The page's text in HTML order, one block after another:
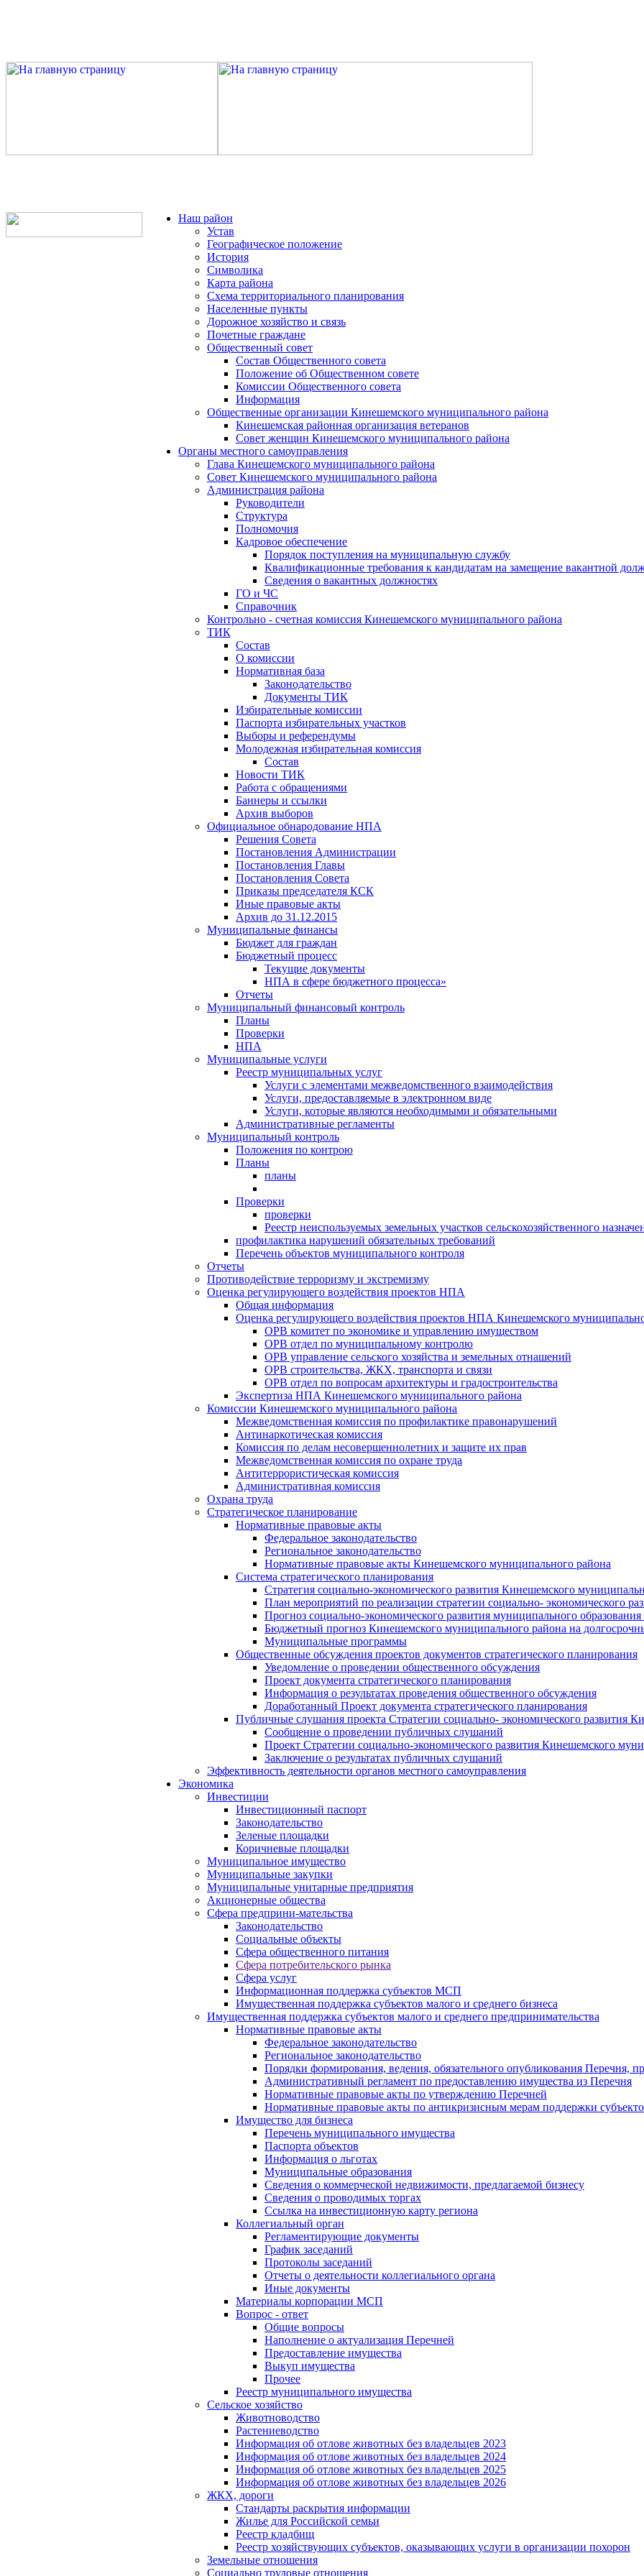
Наш район
Устав
Географическое положение
История
Символика
Карта района
Схема территориального планирования
Населенные пункты
Дорожное хозяйство и связь
Почетные граждане
Общественный совет
Состав Общественного совета
Положение об Общественном совете
Комиссии Общественного совета
Информация
Общественные организации Кинешемского муниципального района
Кинешемская районная организация ветеранов
Совет женщин Кинешемского муниципального района
Органы местного самоуправления
Глава Кинешемского муниципального района
Совет Кинешемского муниципального района
Администрация района
Руководители
Структура
Полномочия
Кадровое обеспечение
Порядок поступления на муниципальную службу
Квалификационные требования к кандидатам на замещение вакантной
Сведения о вакантных должностях
ГО и ЧС
Справочник
Контрольно - счетная комиссия Кинешемского муниципального района
ТИК
Состав
О комиссии
Нормативная база
Законодательство
Документы ТИК
Избирательные комиссии
Паспорта избирательных участков
Выборы и референдумы
Молодежная избирательная комиссия
Состав
Новости ТИК
Работа с обращениями
Баннеры и ссылки
Архив выборов
Официальное обнародование НПА
Решения Совета
Постановления Администрации
Постановления Главы
Постановления Совета
Приказы председателя КСК
Иные правовые акты
Архив до 31.12.2015
Муниципальные финансы
Бюджет для граждан
Бюджетный процесс
Текущие документы
НПА в сфере бюджетного процесса»
Отчеты
Муниципальный финансовый контроль
Планы
Проверки
НПА
Муниципальные услуги
Реестр муниципальных услуг
Услуги с элементами межведомственного взаимодействия
Услуги, предоставляемые в электронном виде
Услуги, которые являются необходимыми и обязательными
Административные регламенты
Муниципальный контроль
Положения по контрою
Планы
планы
Проверки
проверки
Реестр неиспользуемых земельных участков сельскохозяйственного
профилактика нарушений обязательных требований
Перечень объектов муниципального контроля
Отчеты
Противодействие терроризму и экстремизму
Оценка регулирующего воздействия проектов НПА
Общая информация
Оценка регулирующего воздействия проектов НПА Кинешемского
ОРВ комитет по экономике и управлению имуществом
ОРВ отдел по муниципальному контролю
ОРВ управление сельского хозяйства и земельных отнашений
ОРВ строительства, ЖКХ, транспорта и связи
ОРВ отдел по вопросам архитектуры и градостроительства
Экспертиза НПА Кинешемского муниципального района
Комиссии Кинешемского муниципального района
Межведомственная комиссия по профилактике правонарушений
Антинаркотическая комиссия
Комиссия по делам несовершеннолетних и защите их прав
Межведомственная комиссия по охране труда
Антитеррористическая комиссия
Административная комиссия
Охрана труда
Стратегическое планирование
Нормативные правовые акты
Федеральное законодательство
Региональное законодательство
Нормативные правовые акты Кинешемского муниципального района
Система стратегического планирования
Стратегия социально-экономического развития Кинешемского
План мероприятий по реализации стратегии социально- экономического
Прогноз социально-экономического развития муниципального
Бюджетный прогноз Кинешемского муниципального района на
Муниципальные программы
Общественные обсуждения проектов документов стратегического планирования
Уведомление о проведении общественного обсуждения
Проект документа стратегического планирования
Информация о результатах проведения общественного обсуждения
Доработанный Проект документа стратегического планирования
Публичные слушания проекта Стратегии социально- экономического развития
Сообщение о проведении публичных слушаний
Проект Стратегии социально-экономического развития Кинешемского
Заключение о результатах публичных слушаний
Эффективность деятельности органов местного самоуправления
Экономика
Инвестиции
Инвестиционный паспорт
Законодательство
Зеленые площадки
Коричневые площадки
Муниципальное имущество
Муниципальные закупки
Муниципальные унитарные предприятия
Акционерные общества
Сфера предприни-мательства
Законодательство
Социальные объекты
Сфера общественного питания
Сфера потребительского рынка
Сфера услуг
Информационная поддержка субъектов МСП
Имущественная поддержка субъектов малого и среднего бизнеса
Имущественная поддержка субъектов малого и среднего предпринимательства
Нормативные правовые акты
Федеральное законодательство
Региональное законодательство
Порядки формирования, ведения, обязательного опубликования Перечня,
Административный регламент по предоставлению имущества из Перечня
Нормативные правовые акты по утверждению Перечней
Нормативные правовые акты по антикризисным мерам поддержки
Имущество для бизнеса
Перечень муниципального имущества
Паспорта объектов
Информация о льготах
Муниципальные образования
Сведения о коммерческой недвижимости, предлагаемой бизнесу
Сведения о проводимых торгах
Ссылка на инвестиционную карту региона
Коллегиальный орган
Регламентирующие документы
График заседаний
Протоколы заседаний
Отчеты о деятельности коллегиального органа
Иные документы
Материалы корпорации МСП
Вопрос - ответ
Общие вопросы
Наполнение о актуализация Перечней
Предоставление имущества
Выкуп имущества
Прочее
Реестр муниципального имущества
Сельское хозяйство
Животноводство
Растениеводство
Информация об отлове животных без владельцев 2023
Информация об отлове животных без владельцев 2024
Информация об отлове животных без владельцев 2025
Информация об отлове животных без владельцев 2026
ЖКХ, дороги
Стандарты раскрытия информации
Жилье для Российской семьи
Реестр кладбищ
Реестр хозяйствующих субъектов, оказывающих услуги в организации похорон
Земельные отношения
Социально трудовые отношения